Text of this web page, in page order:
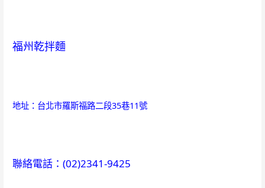
福州乾拌麵
地址： 台北市羅斯福路二段35巷11號
聯絡電話：(02)2341-9425